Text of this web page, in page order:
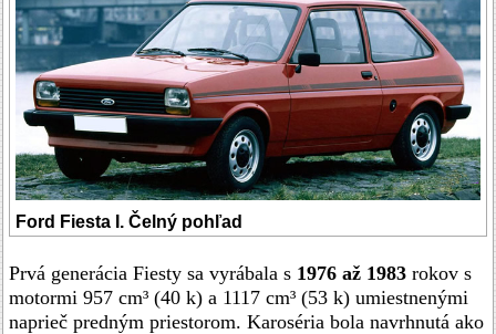
Ford Fiesta I. Čelný pohľad
Prvá generácia Fiesty sa vyrábala s 1976 až 1983 rokov s
motormi 957 cm³ (40 k) a 1117 cm³ (53 k) umiestnenými
naprieč predným priestorom. Karoséria bola navrhnutá ako